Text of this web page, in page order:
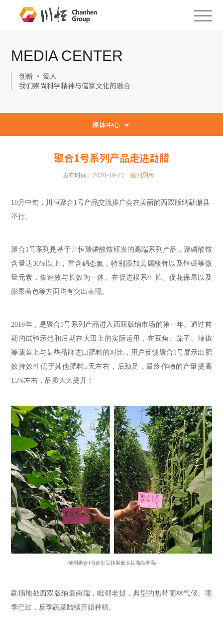
MEDIA CENTER
创新 · 爱人
我们崇尚科学精神与儒家文化的融合
媒体中心
聚合1号系列产品走进勐腊
发布时间：2020-10-27 返回列表
10月中旬 ， 川恒聚合1号产品交流推广会在美丽的西双版纳勐腊县
举行。
聚合1号系列是基于川恒聚磷酸铵研发的高端系列产品，聚磷酸铵
含量达30%以上，富含硝态氮，特别添加黄腐酸钾以及锌硼等微
量元素，集速效与长效为一体。在促进根系生长、促花保果以及
膨果着色等方面均有突出表现。
2019年，是聚合1号系列产品进入西双 版纳市场的第一年。通过前
期的试验示范和后期在大田上的实际运用，在豆角、茄子、辣椒
等蔬菜上与某些品牌进口肥料的对比 ， 用户反馈聚合1号展示出肥
效持效性优于其他肥料5天左右，后劲足，最终作物的产量提高
15%左右，品质大大提升！
-使用聚合1号的豇豆挂果量大且商品率高-
勐腊地处西双版纳最南端，毗邻老挝，典型的热带雨林气候。 雨
季已过，反季蔬菜陆续开始种植。